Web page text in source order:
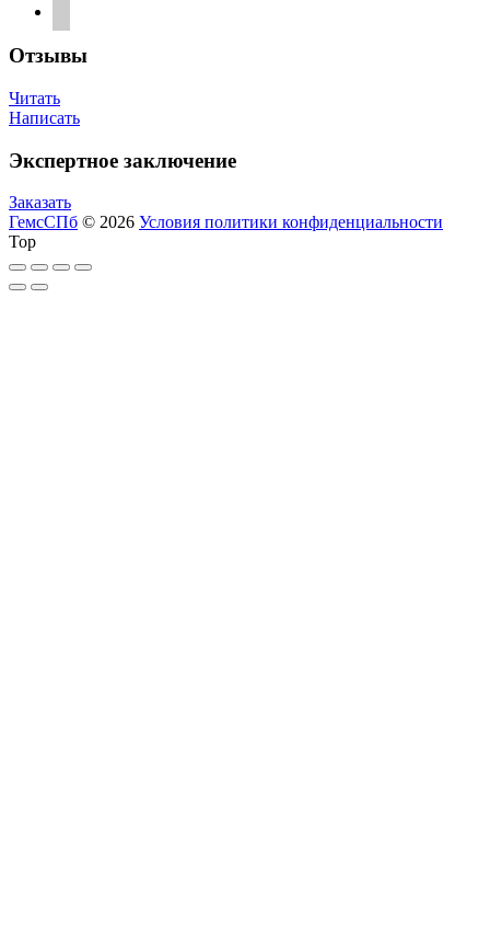
Отзывы
Читать
Написать
Экспертное заключение
Заказать
ГемсСПб © 2026 Условия политики конфиденциальности
Top